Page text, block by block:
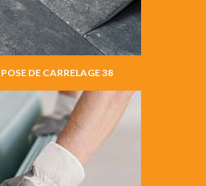
DE CARRELAGE 38